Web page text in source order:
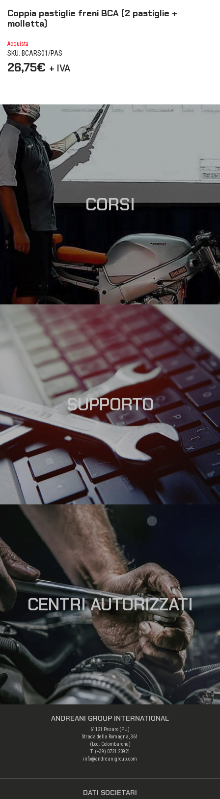
Coppia pastiglie freni BCA (2 pastiglie +
molletta)
Acquista
SKU: BCARS01/PAS
26,75€ + IVA
CORSI
SUPPORTO
CENTRI AUTORIZZATI
ANDREANI GROUP INTERNATIONAL
61121 Pesaro (PU)
Strada della Romagna, 361
(Loc. Colombarone)
T. (+39) 0721 20921
info@andreanigroup.com
DATI SOCIETARI